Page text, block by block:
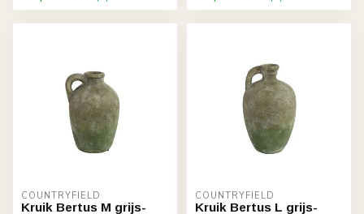
COUNTRYFIELD
Kruik Bertus M grijs-
COUNTRYFIELD
Kruik Bertus L grijs-